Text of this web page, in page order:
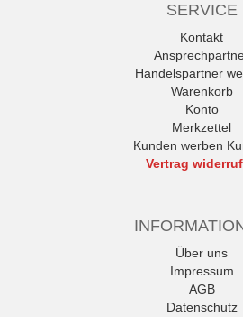
SERVICE
Kontakt
Handelspartner
Warenkorb
Konto
Merkzettel
Kunden werben
Vertrag
Über uns
Impressum
AGB
Datenschutz